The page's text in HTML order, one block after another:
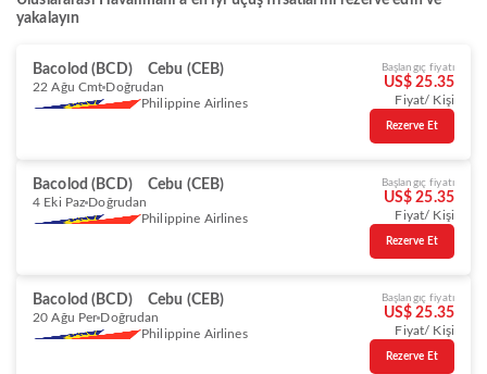
yakalayın
Bacolod (BCD) Cebu (CEB)
22 Ağu Cmt Doğrudan
Philippine Airlines
Başlangıç fiyatı
US$ 25.35
Fiyat/ Kişi
Rezerve Et
Bacolod (BCD) Cebu (CEB)
4 Eki Paz Doğrudan
Philippine Airlines
Başlangıç fiyatı
US$ 25.35
Fiyat/ Kişi
Rezerve Et
Bacolod (BCD) Cebu (CEB)
20 Ağu Per Doğrudan
Philippine Airlines
Başlangıç fiyatı
US$ 25.35
Fiyat/ Kişi
Rezerve Et